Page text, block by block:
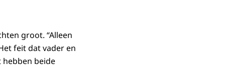
groot. “Alleen
feit dat vader en
hebben beide